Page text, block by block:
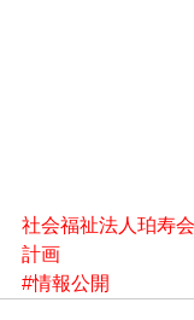
社会福祉法人珀寿
計画
#情報公開